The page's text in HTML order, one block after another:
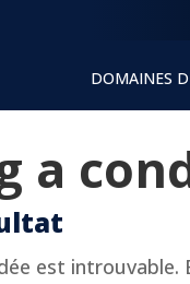
DOMAINES
a
est introuvable.